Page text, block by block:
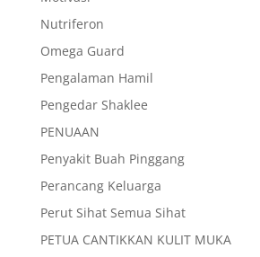
Nutriferon
Omega Guard
Pengalaman Hamil
Pengedar Shaklee
PENUAAN
Penyakit Buah Pinggang
Perancang Keluarga
Perut Sihat Semua Sihat
PETUA CANTIKKAN KULIT MUKA